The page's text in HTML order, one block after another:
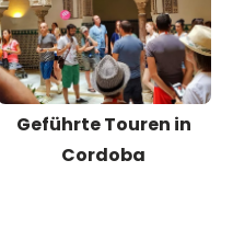
Geführte Touren in
Cordoba